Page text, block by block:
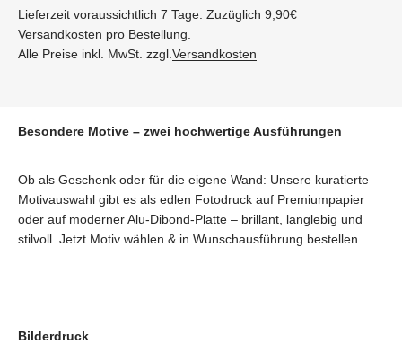
Lieferzeit voraussichtlich 7 Tage. Zuzüglich 9,90€
Versandkosten pro Bestellung.
Alle Preise inkl. MwSt. zzgl. Versandkosten
Besondere Motive – zwei hochwertige Ausführungen
Ob als Geschenk oder für die eigene Wand: Unsere kuratierte
Motivauswahl gibt es als edlen Fotodruck auf Premiumpapier
oder auf moderner Alu-Dibond-Platte – brillant, langlebig und
stilvoll. Jetzt Motiv wählen & in Wunschausführung bestellen.
Bilderdruck